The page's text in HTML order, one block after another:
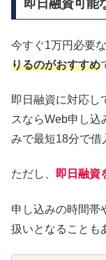
即日融資可能
今すぐ1万円必要な
りるのがおすすめ
即日融資に対応し
スならWeb申し込
みで最短18分で借
ただし、 即日融資
申し込みの時間帯
扱いとなることも